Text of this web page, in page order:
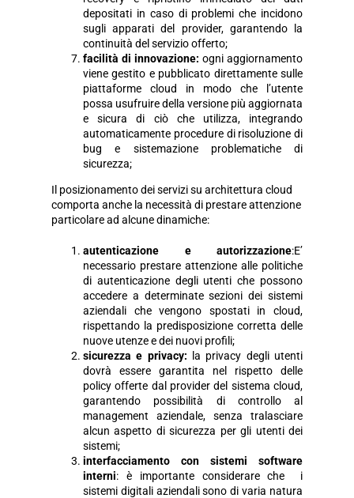
depositati in caso di problemi che incidono
sugli apparati del provider, garantendo la
continuità del servizio offerto;
facilità di innovazione: ogni aggiornamento
viene gestito e pubblicato direttamente sulle
piattaforme cloud in modo che l’utente
possa usufruire della versione più aggiornata
e sicura di ciò che utilizza, integrando
automaticamente procedure di risoluzione di
bug e sistemazione problematiche di
sicurezza;
Il posizionamento dei servizi su architettura cloud
comporta anche la necessità di prestare attenzione
particolare ad alcune dinamiche:
autenticazione e autorizzazione:E’
necessario prestare attenzione alle politiche
di autenticazione degli utenti che possono
accedere a determinate sezioni dei sistemi
aziendali che vengono spostati in cloud,
rispettando la predisposizione corretta delle
nuove utenze e dei nuovi profili;
sicurezza e privacy: la privacy degli utenti
dovrà essere garantita nel rispetto delle
policy offerte dal provider del sistema cloud,
garantendo possibilità di controllo al
management aziendale, senza tralasciare
alcun aspetto di sicurezza per gli utenti dei
sistemi;
interfacciamento con sistemi software
interni: è importante considerare che i
sistemi digitali aziendali sono di varia natura